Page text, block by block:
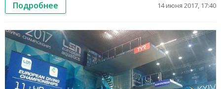
Подробнее 14 июня 2017, 17:40